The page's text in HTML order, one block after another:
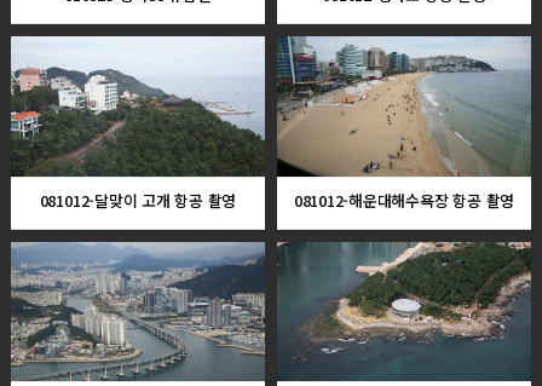
081012-달맞이 고개 항공 촬영 081012-해운대해수욕장 항공 촬영